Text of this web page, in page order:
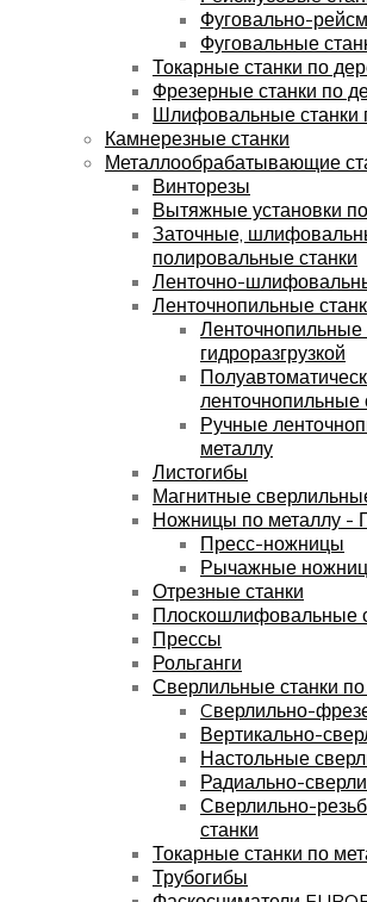
Фуговально-
Фуговальные
Токарные станки по
Фрезерные станки по
Шлифовальные станки
Камнерезные станки
Металлообрабатывающие
Винторезы
Вытяжные установки
Заточные,
полировальные станки
Ленточно-
Ленточнопильные
Ленточнопильные
гидроразгрузкой
ленточнопильные
Ручные
металлу
Листогибы
Магнитные
Ножницы по металлу -
Пресс-ножницы
Рычажные
Отрезные станки
Плоскошлифовальные
Прессы
Рольганги
Сверлильные станки
Cверлильно-
Вертикально-
Настольные
Радиально-
Сверлильно-
станки
Токарные станки по
Трубогибы